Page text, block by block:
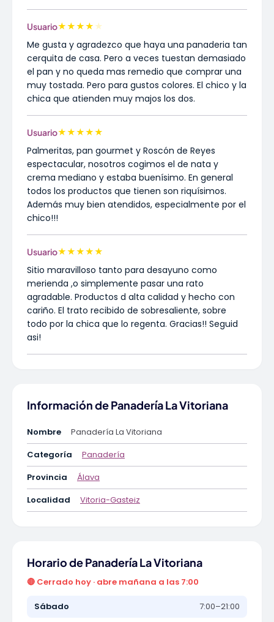
Usuario★★★★ ★
Me gusta y agradezco que haya una panaderia tan
cerquita de casa. Pero a veces tuestan demasiado
el pan y no queda mas remedio que comprar una
muy tostada. Pero para gustos colores. El chico y la
chica que atienden muy majos los dos.
Usuario★★★★★
Palmeritas, pan gourmet y Roscón de Reyes
espectacular, nosotros cogimos el de nata y
crema mediano y estaba buenísimo. En general
todos los productos que tienen son riquísimos.
Además muy bien atendidos, especialmente por el
chico!!!
Usuario★★★★★
Sitio maravilloso tanto para desayuno como
merienda ,o simplemente pasar una rato
agradable. Productos d alta calidad y hecho con
cariño. El trato recibido de sobresaliente, sobre
todo por la chica que lo regenta. Gracias!! Seguid
asi!
Información de Panadería La Vitoriana
Nombre
Panadería La Vitoriana
Categoría
Panadería
Provincia
Álava
Localidad
Vitoria-Gasteiz
Horario de Panadería La Vitoriana
🔴 Cerrado hoy · abre mañana a las 7:00
Sábado 7:00–21:00